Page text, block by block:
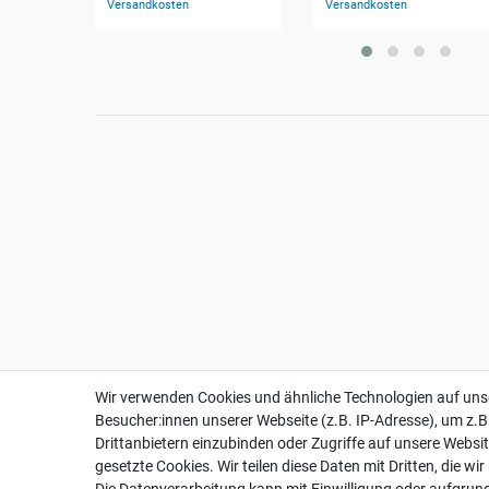
Versandkosten
Versandkosten
Wir verwenden Cookies und ähnliche Technologien auf
Besucher:innen unserer Webseite (z.B. IP-Adresse), um
Drittanbietern einzubinden oder Zugriffe auf unsere
gesetzte Cookies. Wir teilen diese Daten mit Dritten, die